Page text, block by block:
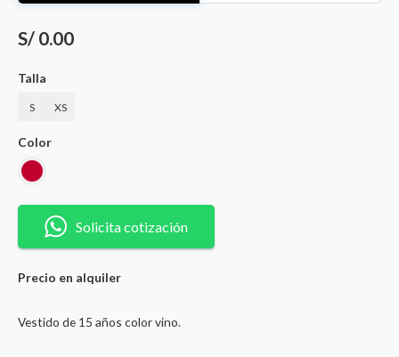
S/ 0.00
Color
Talla
S XS
15
color
en
Solicita cotización
Precio en alquiler
Vestido de 15 años color vino.